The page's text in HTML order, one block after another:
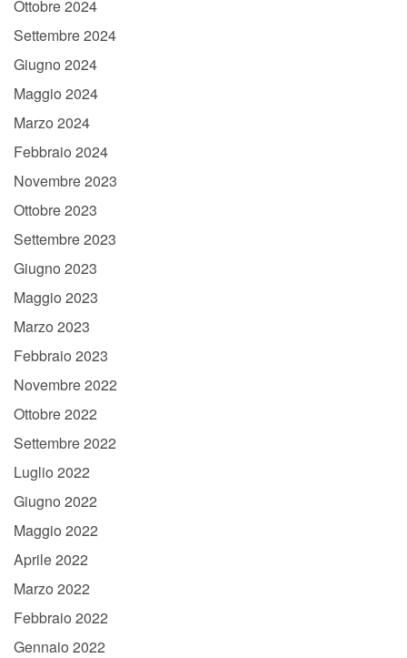
Ottobre 2024
Settembre 2024
Giugno 2024
Maggio 2024
Marzo 2024
Febbraio 2024
Novembre 2023
Ottobre 2023
Settembre 2023
Giugno 2023
Maggio 2023
Marzo 2023
Febbraio 2023
Novembre 2022
Ottobre 2022
Settembre 2022
Luglio 2022
Giugno 2022
Maggio 2022
Aprile 2022
Marzo 2022
Febbraio 2022
Gennaio 2022